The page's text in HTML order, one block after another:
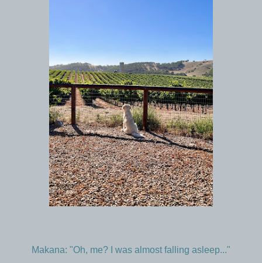
Makana: "Oh, me? I was almost falling asleep..."